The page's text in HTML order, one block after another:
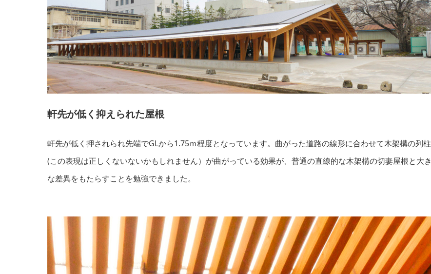
軒先が低く抑えられた屋根
軒先が低く押されられ先端でGLから1.75ｍ程度となっています。曲がった道路の線形に合わせて木架構の列柱
(この表現は正しくないないかもしれません）が曲がっている効果が、普通の直線的な木架構の切妻屋根と大き
な差異をもたらすことを勉強できました。